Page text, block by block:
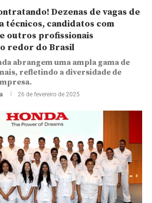
Dezenas de vagas de
técnicos, candidatos com
outros profissionais
redor do Brasil
abrangem uma ampla gama de
refletindo a diversidade de
26 de fevereiro de 2025